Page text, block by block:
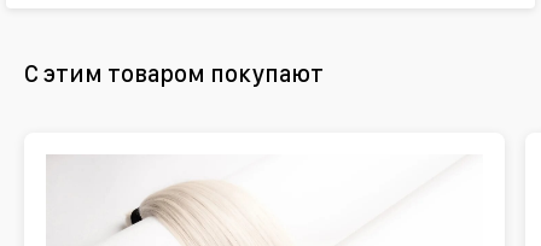
С этим товаром покупают